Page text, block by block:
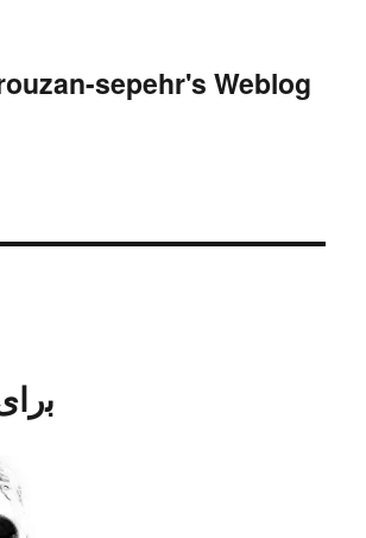
sepehr's Weblog